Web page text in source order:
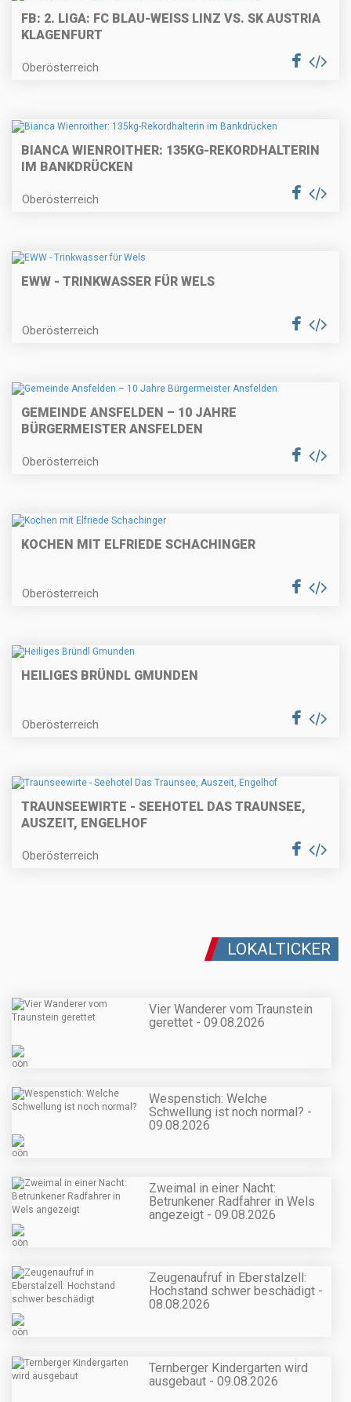
FB: 2. LIGA: FC BLAU-WEISS LINZ VS. SK AUSTRIA K
LAGENFURT
Oberösterreich
BIANCA WIENROITHER: 135KG-REKORDHALTERIN
IM BANKDRÜCKEN
Oberösterreich
EWW - TRINKWASSER FÜR WELS
Oberösterreich
GEMEINDE ANSFELDEN – 10 JAHRE
BÜRGERMEISTER ANSFELDEN
Oberösterreich
KOCHEN MIT ELFRIEDE SCHACHINGER
Oberösterreich
HEILIGES BRÜNDL GMUNDEN
Oberösterreich
TRAUNSEEWIRTE - SEEHOTEL DAS TRAUNSEE,
AUSZEIT, ENGELHOF
Oberösterreich
LOKALTICKER
Vier Wanderer vom Traunstein
gerettet - 09.08.2026
Wespenstich: Welche
Schwellung ist noch normal? -
09.08.2026
Zweimal in einer Nacht:
Betrunkener Radfahrer in Wels
angezeigt - 09.08.2026
Zeugenaufruf in Eberstalzell:
Hochstand schwer beschädigt -
08.08.2026
Ternberger Kindergarten wird
ausgebaut - 09.08.2026